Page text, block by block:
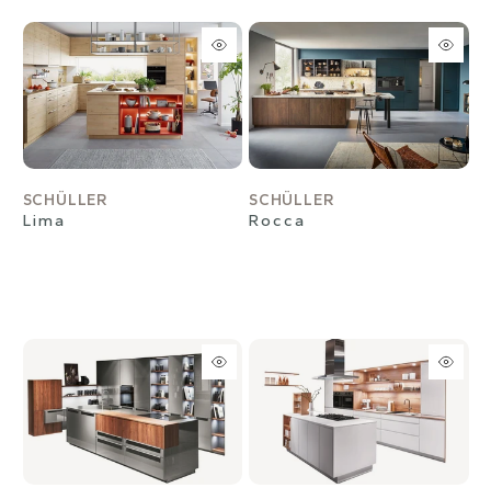
SCHÜLLER
Lima
SCHÜLLER
Rocca